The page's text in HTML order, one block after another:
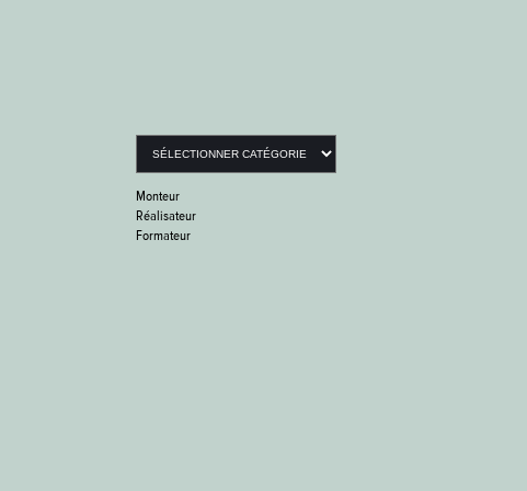
Monteur
Réalisateur
Formateur